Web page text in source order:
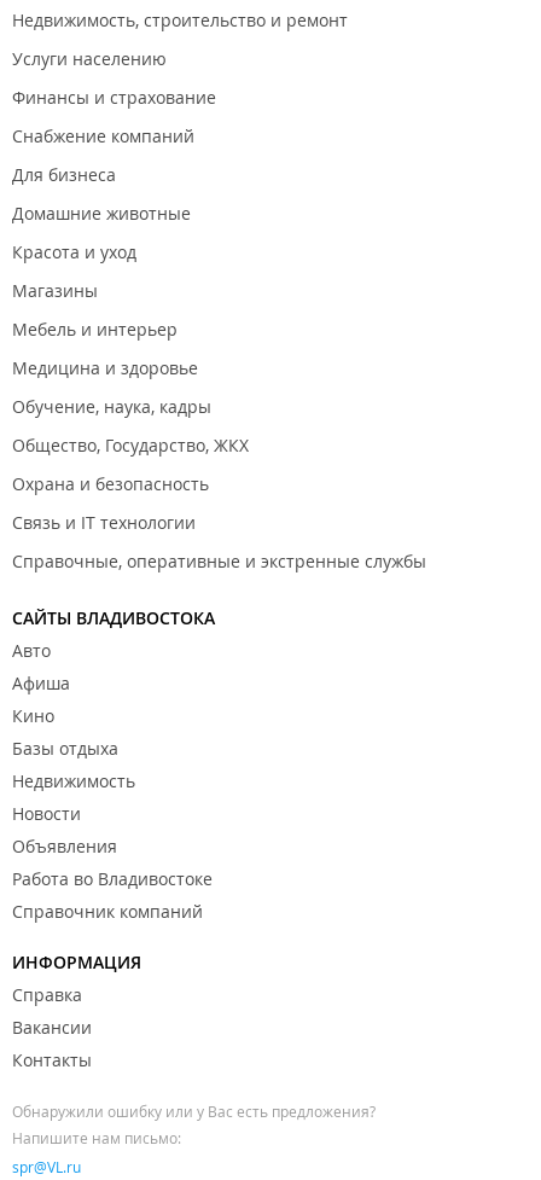
Недвижимость, строительство и ремонт
Услуги населению
Финансы и страхование
Снабжение компаний
Для бизнеса
Домашние животные
Красота и уход
Магазины
Мебель и интерьер
Медицина и здоровье
Обучение, наука, кадры
Общество, Государство, ЖКХ
Охрана и безопасность
Связь и IT технологии
Справочные, оперативные и экстренные службы
САЙТЫ ВЛАДИВОСТОКА
Авто
Афиша
Кино
Базы отдыха
Недвижимость
Новости
Объявления
Работа во Владивостоке
Справочник компаний
ИНФОРМАЦИЯ
Справка
Вакансии
Контакты
Обнаружили ошибку или у Вас есть предложения?
Напишите нам письмо:
spr@VL.ru